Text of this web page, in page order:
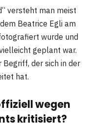
versteht man meist
Beatrice Egli am
wurde und
geplant war.
der sich in der
hat.
wegen
kritisiert?